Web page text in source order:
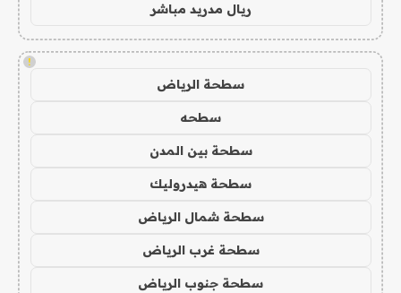
ريال مدريد مباشر
!
سطحة الرياض
سطحه
سطحة بين المدن
سطحة هيدروليك
سطحة شمال الرياض
سطحة غرب الرياض
سطحة جنوب الرياض